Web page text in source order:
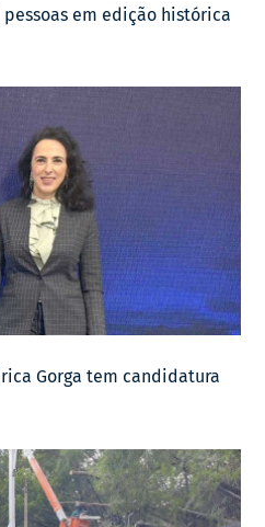
em edição histórica
Gorga tem candidatura